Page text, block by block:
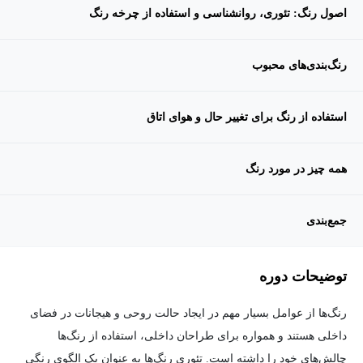
اصول رنگ: تئوری، روانشناسی و استفاده از چرخه رنگ
رنگ‌بندی‌های محبوب
استفاده از رنگ برای تغییر حال و هوای اتاق
همه چیز در مورد رنگ
جمع‌بندی
توضیحات دوره
رنگ‌ها از عوامل بسیار مهم در ایجاد حالت روحی و هیجانات در فضای
داخلی هستند و همواره برای طراحان داخلی، استفاده از رنگ‌ها
چالش‌های خود را داشته است. تئوری رنگ‌ها به عنوان یک الگوی رنگی